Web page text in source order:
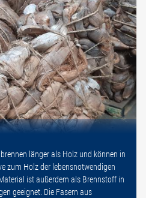
länger als Holz und können in
zum Holz der lebensnotwendigen
ist außerdem als Brennstoff in
geeignet. Die Fasern aus